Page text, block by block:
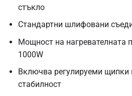
стъкло
Стандартни шлифовани
Мощност на нагревателната
1000W
Включва регулируеми щипки
стабилност